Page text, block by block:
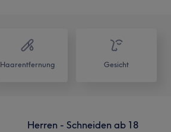
Haarentfernung Gesicht
Herren - Schneiden ab 18